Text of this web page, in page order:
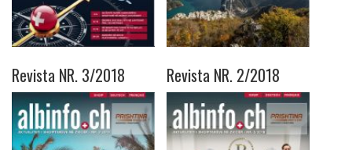
Revista NR. 3/2018 Revista NR. 2/2018